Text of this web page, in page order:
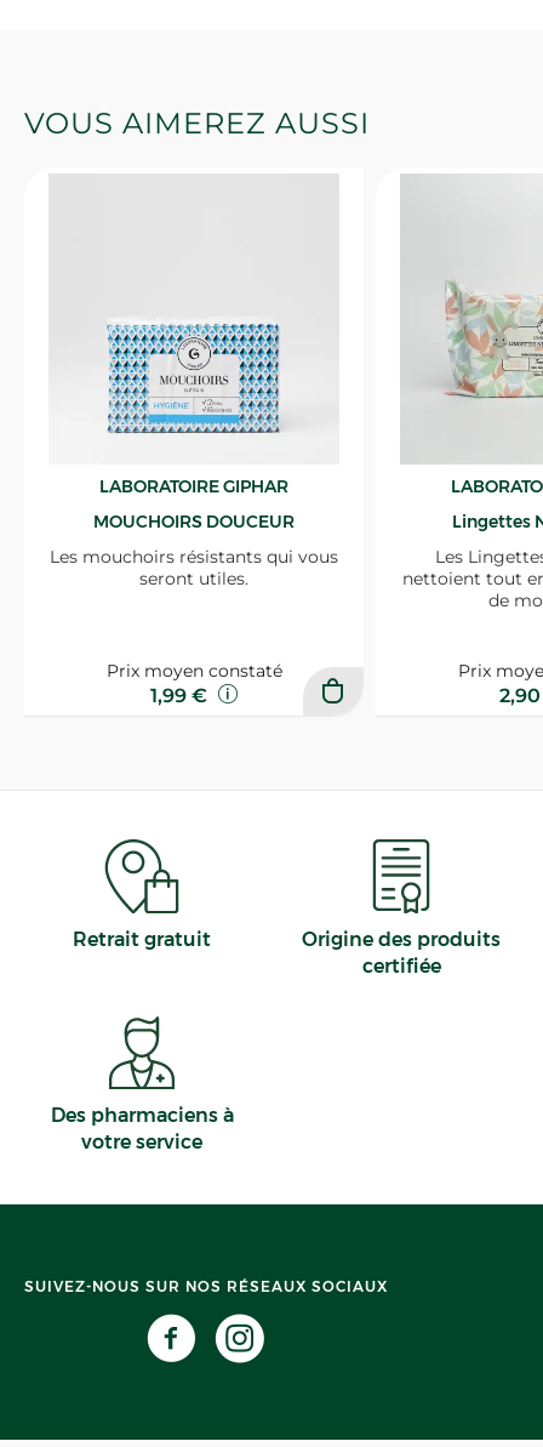
VOUS AIMEREZ AUSSI
LABORATOIRE GIPHAR
MOUCHOIRS DOUCEUR
Les mouchoirs résistants qui vous
seront utiles.
Prix moyen constaté
1,99 €
Lingettes
Les
nettoient tout
de
Prix
Retrait gratuit
Origine des produits
certifiée
Des pharmaciens à
votre service
SUIVEZ-NOUS SUR NOS RÉSEAUX SOCIAUX